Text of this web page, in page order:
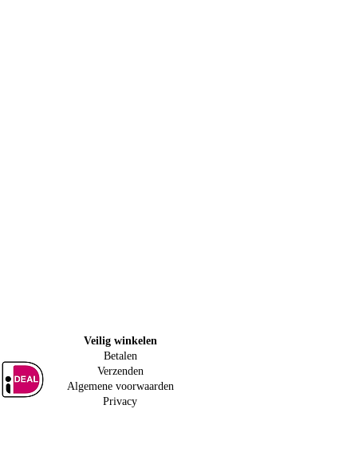
Veilig winkelen
Betalen
Verzenden
Algemene voorwaarden
Privacy